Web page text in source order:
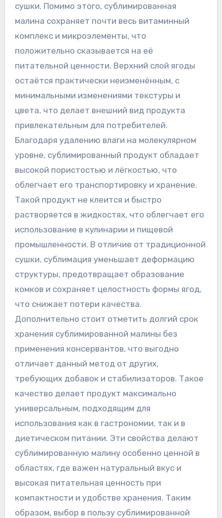
сушки. Помимо этого, сублимированная
малина сохраняет почти весь витаминный
комплекс и микроэлементы, что
положительно сказывается на её
питательной ценности. Верхний слой ягоды
остаётся практически неизменённым, с
минимальными изменениями текстуры и
цвета, что делает внешний вид продукта
привлекательным для потребителей.
Благодаря удалению влаги на молекулярном
уровне, сублимированный продукт обладает
высокой пористостью и лёгкостью, что
облегчает его транспортировку и хранение.
Такой продукт не клеится и быстро
растворяется в жидкостях, что облегчает его
использование в кулинарии и пищевой
промышленности. В отличие от традиционной
сушки, сублимация уменьшает деформацию
структуры, предотвращает образование
комков и сохраняет целостность формы ягод,
что снижает потери качества.
Дополнительно стоит отметить долгий срок
хранения сублимированной малины без
применения консервантов, что выгодно
отличает данный метод от других,
требующих добавок и стабилизаторов. Такое
качество делает продукт максимально
универсальным, подходящим для
использования как в гастрономии, так и в
диетическом питании. Эти свойства делают
сублимированную малину особенно ценной в
областях, где важен натуральный вкус и
высокая питательная ценность при
компактности и удобстве хранения. Таким
образом, выбор в пользу сублимированной